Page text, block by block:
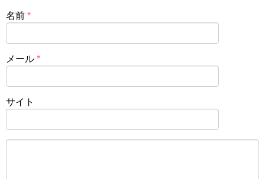
名前 *
メール *
サイト